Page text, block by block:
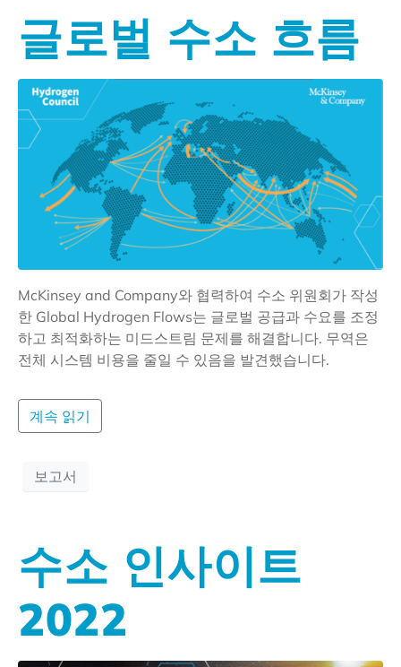
글로벌 수소 흐름
McKinsey and Company와 협력하여 수소 위원회가 작성
한 Global Hydrogen Flows는 글로벌 공급과 수요를 조정
하고 최적화하는 미드스트림 문제를 해결합니다. 무역은
전체 시스템 비용을 줄일 수 있음을 발견했습니다.
계속 읽기
보고서
수소 인사이트
2022